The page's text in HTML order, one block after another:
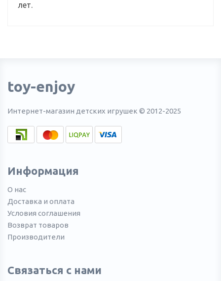
лет.
toy-enjoy
Интернет-магазин детских игрушек © 2012-2025
Информация
О нас
Доставка и оплата
Условия соглашения
Возврат товаров
Производители
Связаться с нами